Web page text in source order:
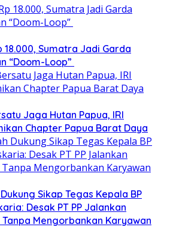
18.000, Sumatra Jadi Garda
“Doom-Loop”
Jaga Hutan Papua, IRI
Chapter Papua Barat Daya
Sikap Tegas Kepala BP
Desak PT PP Jalankan
Mengorbankan Karyawan